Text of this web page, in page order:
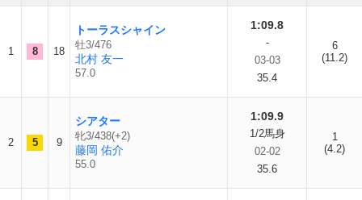
1 8 18
トーラスシャイン
牡3/476
北村 友一
57.0
1:09.8
-
03-03
35.4
6
(11.2)
2 5 9
シアター
牝3/438(+2)
藤岡 佑介
55.0
1:09.9
1/2馬身
02-02
35.6
1
(4.2)